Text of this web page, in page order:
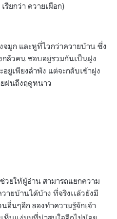
รียกว่า ควายเผือก)
จมูก และหูที่ไวกว่าควายบ้าน ซึ่ง
กลัวคน ชอบอยู่รวมกันเป็นฝูง
ยู่เพียงลำพัง แต่จะกลับเข้าฝูง
ฝนถึงฤดูหนาว
ยให้ผู้อ่าน สามารถแยกความ
ายบ้านได้บ้าง ที่จริงเเล้วยังมี
อื่นๆอีก ลองทำความรู้จักเจ้า